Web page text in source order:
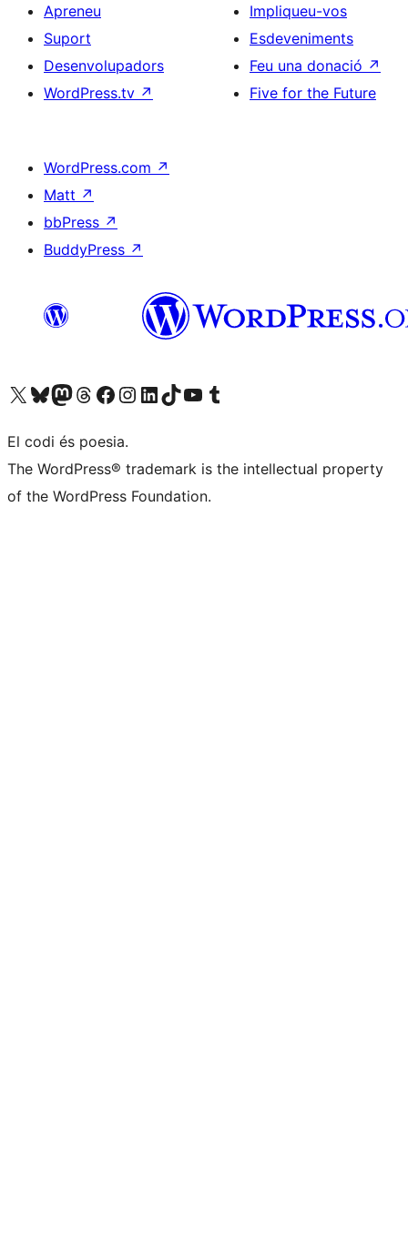
Apreneu
Suport
Desenvolupadors
WordPress.tv ↗
Impliqueu-vos
Esdeveniments
Feu una donació ↗
Five for the Future
WordPress.com ↗
Matt ↗
bbPress ↗
BuddyPress ↗
Visiteu el nostre compte X (abans Twitter)
Visiteu el nostre compte de Bluesky
Visiteu el nostre compte al Mastodon
Visiteu el nostre compte de Threads
Visiteu la nostra pàgina al Facebook
Visiteu el nostre compte d'Instagram
Visiteu el nostre compte de LinkedIn
Visiteu el nostre compte de TikTok
Visiteu el nostre canal al YouTube
Visiteu el nostre compte de Tumblr
El codi és poesia.
The WordPress® trademark is the intellectual property
of the WordPress Foundation.